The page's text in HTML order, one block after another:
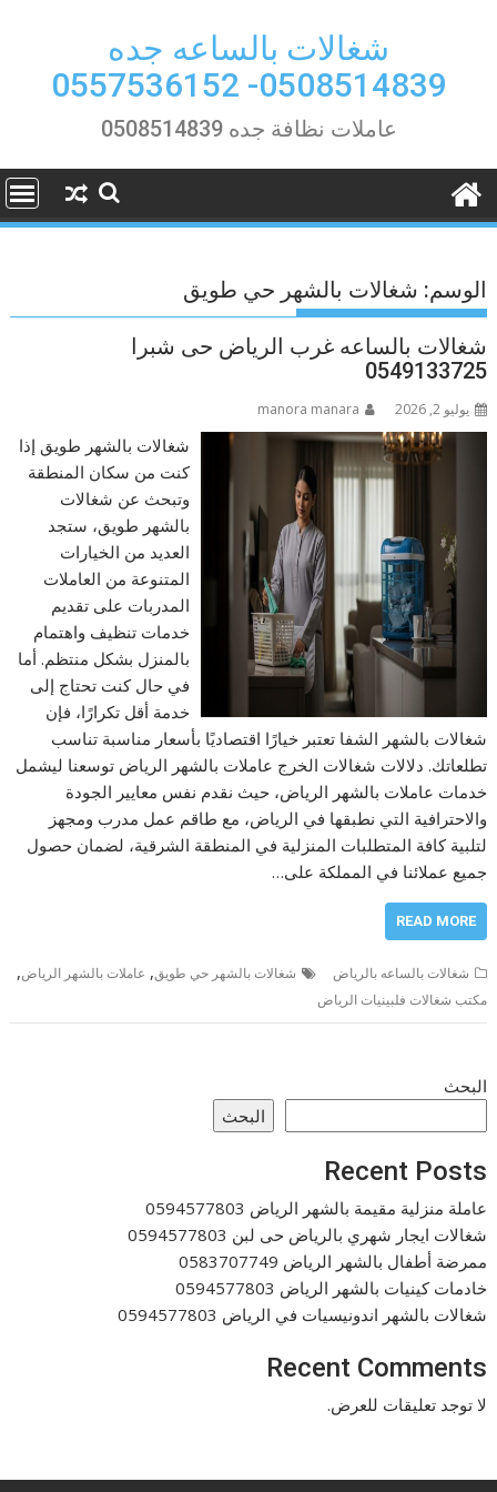
شغالات بالساعه جده
0508514839- 0557536152
عاملات نظافة جده 0508514839
الوسم: شغالات بالشهر حي طويق
شغالات بالساعه غرب الرياض حى شبرا
0549133725
يوليو 2, 2026 manora manara
شغالات بالشهر طويق إذا
كنت من سكان المنطقة
وتبحث عن شغالات
بالشهر طويق، ستجد
العديد من الخيارات
المتنوعة من العاملات
المدربات على تقديم
خدمات تنظيف واهتمام
بالمنزل بشكل منتظم. أما
في حال كنت تحتاج إلى
خدمة أقل تكرارًا، فإن
شغالات بالشهر الشفا تعتبر خيارًا اقتصاديًا بأسعار مناسبة تناسب
تطلعاتك. دلالات شغالات الخرج عاملات بالشهر الرياض توسعنا ليشمل
خدمات عاملات بالشهر الرياض، حيث نقدم نفس معايير الجودة
والاحترافية التي نطبقها في الرياض، مع طاقم عمل مدرب ومجهز
لتلبية كافة المتطلبات المنزلية في المنطقة الشرقية، لضمان حصول
جميع عملائنا في المملكة على…
READ MORE
شغالات بالساعه بالرياض شغالات بالشهر حي طويق, عاملات بالشهر الرياض,
مكتب شغالات فلبينيات الرياض
البحث
البحث
Recent Posts
عاملة منزلية مقيمة بالشهر الرياض 0594577803
شغالات ايجار شهري بالرياض حى لبن 0594577803
ممرضة أطفال بالشهر الرياض 0583707749
خادمات كينيات بالشهر الرياض 0594577803
شغالات بالشهر اندونيسيات في الرياض 0594577803
Recent Comments
لا توجد تعليقات للعرض.